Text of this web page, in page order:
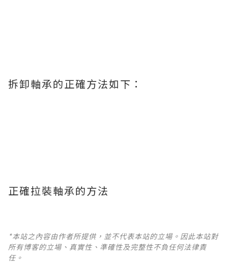
拆卸軸承的正確方法如下：
正確拉裝軸承的方法
*本站之內容由作者所提供，並不代表本站的立場。因此本站對
所有博客的立場、真實性、準確性及完整性不負任何法律責
任。